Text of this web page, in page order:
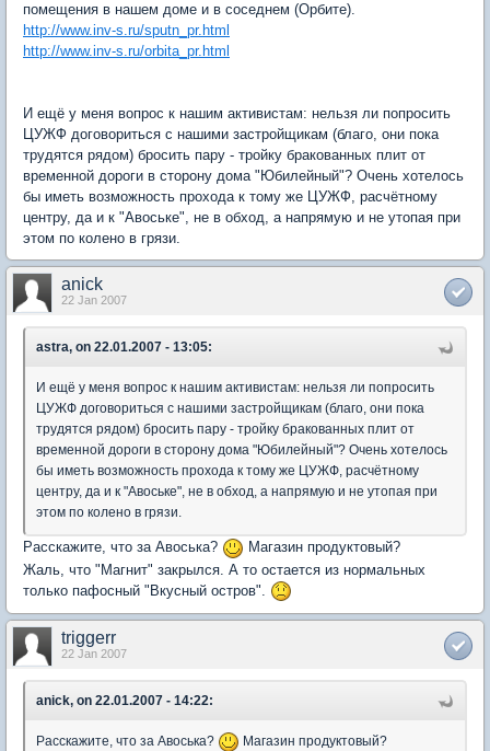
помещения в нашем доме и в соседнем (Орбите).
http://www.inv-s.ru/sputn_pr.html
http://www.inv-s.ru/orbita_pr.html
И ещё у меня вопрос к нашим активистам: нельзя ли попросить
ЦУЖФ договориться с нашими застройщикам (благо, они пока
трудятся рядом) бросить пару - тройку бракованных плит от
временной дороги в сторону дома "Юбилейный"? Очень хотелось
бы иметь возможность прохода к тому же ЦУЖФ, расчётному
центру, да и к "Авоське", не в обход, а напрямую и не утопая при
этом по колено в грязи.
anick
22 Jan 2007
astra, on 22.01.2007 - 13:05:
И ещё у меня вопрос к нашим активистам: нельзя ли попросить
ЦУЖФ договориться с нашими застройщикам (благо, они пока
трудятся рядом) бросить пару - тройку бракованных плит от
временной дороги в сторону дома "Юбилейный"? Очень хотелось
бы иметь возможность прохода к тому же ЦУЖФ, расчётному
центру, да и к "Авоське", не в обход, а напрямую и не утопая при
этом по колено в грязи.
Расскажите, что за Авоська?
Магазин продуктовый?
Жаль, что "Магнит" закрылся. А то остается из нормальных
только пафосный "Вкусный остров".
triggerr
22 Jan 2007
anick, on 22.01.2007 - 14:22:
Расскажите, что за Авоська?
Магазин продуктовый?